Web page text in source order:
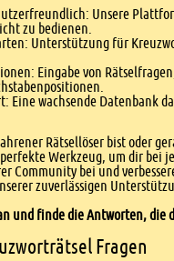
Unsere
zu bedienen.
Unterstützung für
Eingabe von
Eine wachsende Datenbank
Rätsellöser bist oder
Werkzeug, um dir bei
Community bei und
zuverlässigen
und finde die Antworten, die
Fragen